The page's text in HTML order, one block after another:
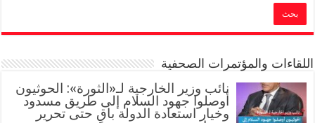
اللقاءات والمؤتمرات الصحفية
‏نائب وزير الخارجية لـ«الثورة»: الحوثيون
أوصلوا جهود السلام إلى طريق مسدود
وخيار استعادة الدولة باقٍ حتى تحرير